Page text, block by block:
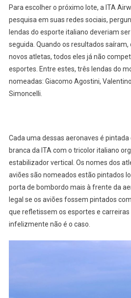
Para escolher o próximo lote, a ITA
pesquisa em suas redes sociais,
lendas do esporte italiano deveriam
seguida. Quando os resultados saíram,
novos atletas, todos eles já não
esportes. Entre estes, três lendas do
nomeadas: Giacomo Agostini,
Simoncelli.
Cada uma dessas aeronaves é
branca da ITA com o tricolor italiano
estabilizador vertical. Os nomes dos
aviões são nomeados estão pintados
porta de bombordo mais à frente da
legal se os aviões fossem pintados
que refletissem os esportes e
infelizmente não é o caso.